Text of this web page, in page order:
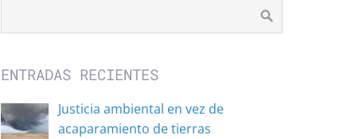
ENTRADAS RECIENTES
Justicia ambiental en vez de
acaparamiento de tierras